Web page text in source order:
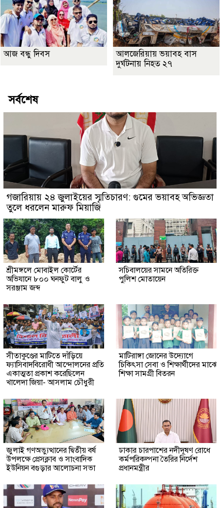
আজ বন্ধু দিবস
আলজেরিয়ায় ভয়াবহ বাস
দুর্ঘটনায় নিহত ২৭
সর্বশেষ
গজারিয়ায় ২৪ জুলাইয়ের স্মৃতিচারণ: গুমের ভয়াবহ অভিজ্ঞতা
তুলে ধরলেন মারুফ মিয়াজি
শ্রীমঙ্গলে মোবাইল কোর্টের
অভিযানে ৮০০ ঘনফুট বালু ও
সরঞ্জাম জব্দ
সচিবালয়ের সামনে অতিরিক্ত
পুলিশ মোতায়েন
সীতাকুণ্ডের মাটিতে দাঁড়িয়ে
ফ্যাসিবাদবিরোধী আন্দোলনের প্রতি
একাত্মতা প্রকাশ করেছিলেন
খালেদা জিয়া- আসলাম চৌধুরী
মাটিরাঙ্গা জোনের উদ্যোগে
চিকিৎসা সেবা ও শিক্ষার্থীদের মাঝে
শিক্ষা সামগ্রী বিতরন
জুলাই গণঅভ্যুত্থানের দ্বিতীয় বর্ষ
উপলক্ষে প্রেসক্লাব ও সাংবাদিক
ইউনিয়ন বগুড়ার আলোচনা সভা
ঢাকার চারপাশের নদীদূষণ রোধে
কর্মপরিকল্পনা তৈরির নির্দেশ
প্রধানমন্ত্রীর